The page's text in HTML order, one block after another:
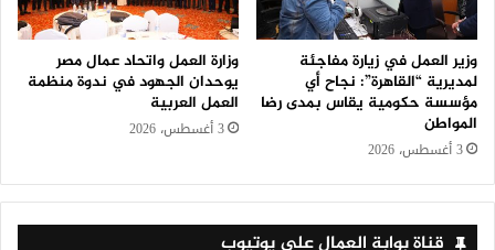
وزير العمل في زيارة مفاجئة
لمديرية “القاهرة”: نجاح أي
مؤسسة حكومية يقاس بمدى رضا
المواطن
3 أغسطس، 2026
وزارة العمل واتحاد عمال مصر
يوحدان الجهود في ندوة منظمة
العمل العربية
3 أغسطس، 2026